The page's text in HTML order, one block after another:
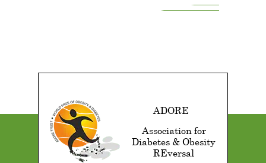
ADORE
Association for
Diabetes & Obesity
REversal